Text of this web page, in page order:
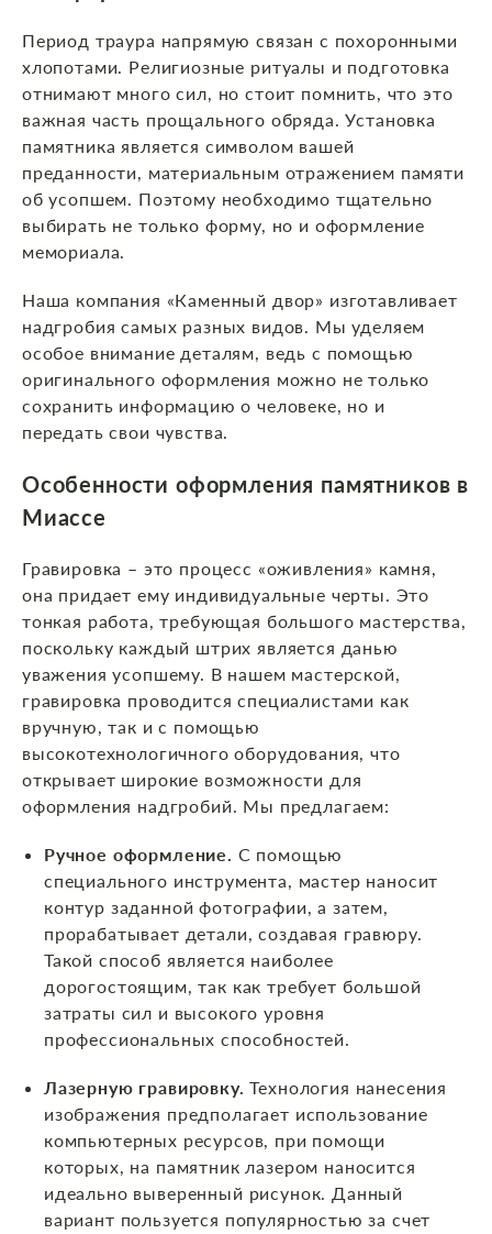
Период траура напрямую связан с похоронными
хлопотами. Религиозные ритуалы и подготовка
отнимают много сил, но стоит помнить, что это
важная часть прощального обряда. Установка
памятника является символом вашей
преданности, материальным отражением памяти
об усопшем. Поэтому необходимо тщательно
выбирать не только форму, но и оформление
мемориала.
Наша компания «Каменный двор» изготавливает
надгробия самых разных видов. Мы уделяем
особое внимание деталям, ведь с помощью
оригинального оформления можно не только
сохранить информацию о человеке, но и
передать свои чувства.
Особенности оформления памятников в
Миассе
Гравировка – это процесс «оживления» камня,
она придает ему индивидуальные черты. Это
тонкая работа, требующая большого мастерства,
поскольку каждый штрих является данью
уважения усопшему. В нашем мастерской,
гравировка проводится специалистами как
вручную, так и с помощью
высокотехнологичного оборудования, что
открывает широкие возможности для
оформления надгробий. Мы предлагаем:
Ручное оформление. С помощью
специального инструмента, мастер наносит
контур заданной фотографии, а затем,
прорабатывает детали, создавая гравюру.
Такой способ является наиболее
дорогостоящим, так как требует большой
затраты сил и высокого уровня
профессиональных способностей.
Лазерную гравировку.Технология нанесения
изображения предполагает использование
компьютерных ресурсов, при помощи
которых, на памятник лазером наносится
идеально выверенный рисунок. Данный
вариант пользуется популярностью за счет